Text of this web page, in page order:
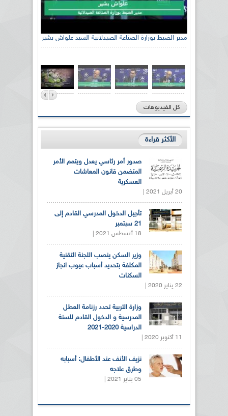
مدير الضبط بوزارة الصناعة الصيدلانية السيد علواش بشير
كل الفيديوهات
الأكثر قراءة
صدور أمر رئاسي يعدل ويتمم الأمر
المتضمن قانون المعاشات
العسكرية
20 أبريل 2021 |
تأجيل الدخول المدرسي القادم إلى
21 سبتمبر
18 أغسطس 2021 |
وزير السكن ينصب اللجنة التقنية
المكلفة بتحديد أسباب عيوب انجاز
السكنات
22 يناير 2020 |
وزارة التربية تحدد رزنامة العطل
المدرسية و الدخول القادم للسنة
الدراسية 2020-2021
11 أكتوبر 2020 |
نزيف الأنف عند الأطفال: أسبابه
وطرق علاجه
05 يناير 2021 |